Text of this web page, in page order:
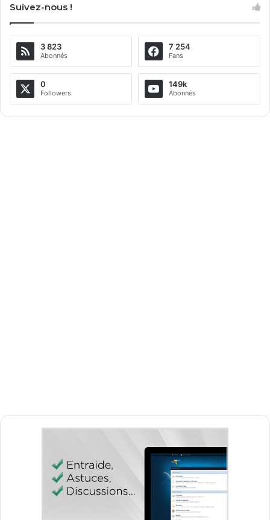
Suivez-nous !
3 823
Abonnés
7 254
Fans
0
Followers
149k
Abonnés